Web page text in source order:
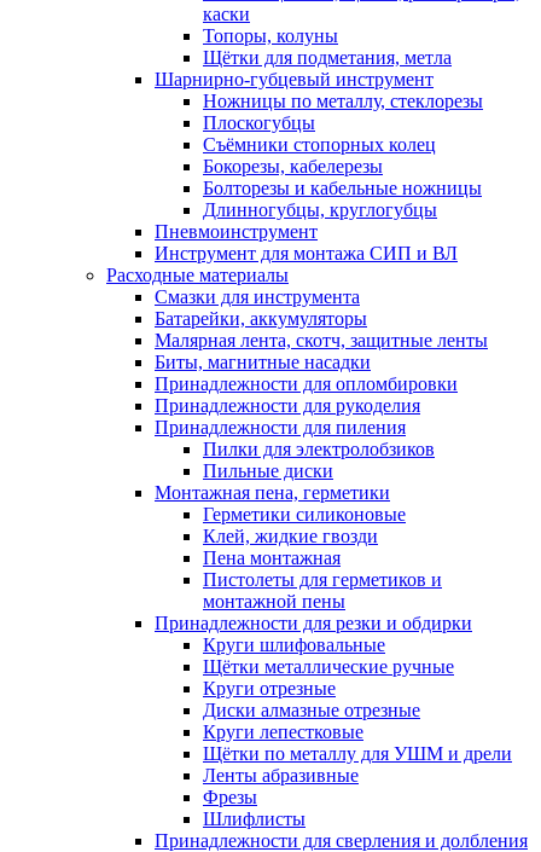
каски
Топоры, колуны
Щётки для подметания, метла
Шарнирно-губцевый инструмент
Ножницы по металлу, стеклорезы
Плоскогубцы
Съёмники стопорных колец
Бокорезы, кабелерезы
Болторезы и кабельные ножницы
Длинногубцы, круглогубцы
Пневмоинструмент
Инструмент для монтажа СИП и ВЛ
Расходные материалы
Смазки для инструмента
Батарейки, аккумуляторы
Малярная лента, скотч, защитные ленты
Биты, магнитные насадки
Принадлежности для опломбировки
Принадлежности для рукоделия
Принадлежности для пиления
Пилки для электролобзиков
Пильные диски
Монтажная пена, герметики
Герметики силиконовые
Клей, жидкие гвозди
Пена монтажная
Пистолеты для герметиков и
монтажной пены
Принадлежности для резки и обдирки
Круги шлифовальные
Щётки металлические ручные
Круги отрезные
Диски алмазные отрезные
Круги лепестковые
Щётки по металлу для УШМ и дрели
Ленты абразивные
Фрезы
Шлифлисты
Принадлежности для сверления и долбления